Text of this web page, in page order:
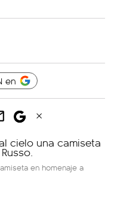
en
en homenaje a